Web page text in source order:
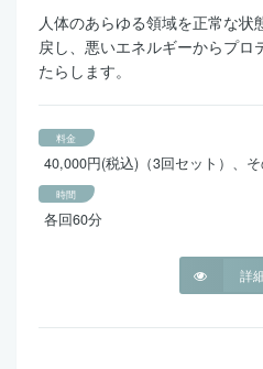
人体のあらゆる領域を正常な状
戻し、悪いエネルギーからプロ
たらします。
料金
40,000円(税込)（3回セット）、
時間
各回60分
詳